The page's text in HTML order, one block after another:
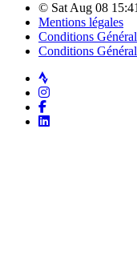
© Sat Aug 08
Mentions légales
Conditions
Conditions
Strava
Instagram
Facebook
LinkedIn